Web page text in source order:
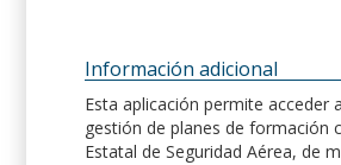
Información adicional
Esta aplicación permite acceder
gestión de planes de formación
Estatal de Seguridad Aérea, de